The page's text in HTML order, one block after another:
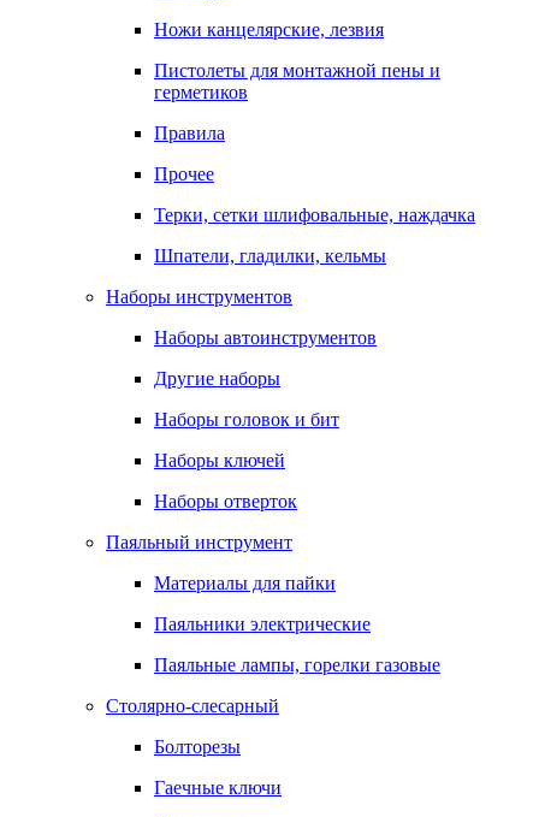
Ножи канцелярские, лезвия
Пистолеты для монтажной пены и
герметиков
Правила
Прочее
Терки, сетки шлифовальные, наждачка
Шпатели, гладилки, кельмы
Наборы инструментов
Наборы автоинструментов
Другие наборы
Наборы головок и бит
Наборы ключей
Наборы отверток
Паяльный инструмент
Материалы для пайки
Паяльники электрические
Паяльные лампы, горелки газовые
Столярно-слесарный
Болторезы
Гаечные ключи